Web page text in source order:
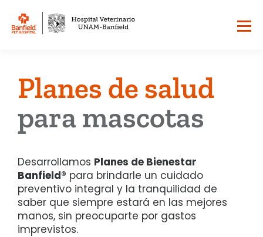
Planes de salud
para mascotas
Desarrollamos Planes de Bienestar
Banfield® para brindarle un cuidado
preventivo integral y la tranquilidad de
saber que siempre estará en las mejores
manos, sin preocuparte por gastos
imprevistos.